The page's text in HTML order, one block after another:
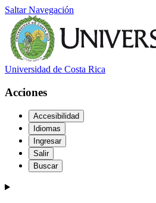
Saltar Navegación
Universidad de Costa Rica
Acciones
Accesibilidad
Idiomas
Ingresar
Salir
Buscar